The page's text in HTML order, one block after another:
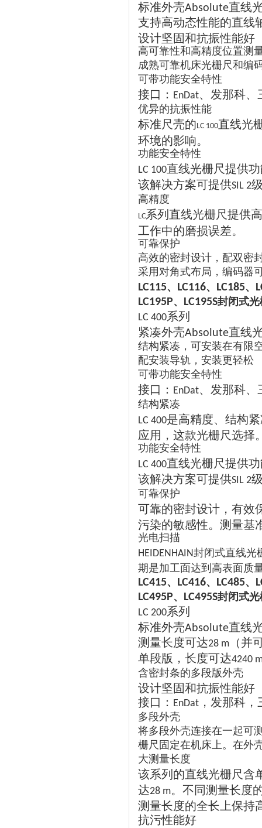
标准外壳Absolute直线
支持高动态性能的直线
设计坚固和抗振性能好
高可靠性和高精度位置测
成熟可靠机床光栅尺和编
可带功能安全特性
接口： EnDat、发那科、
优异的抗振性能
标准尺壳的LC 100直线光
环境的影响。
功能安全特性
LC 100直线光栅尺提供
该解决方案可提供SIL 2
高精度
LC系列直线光栅尺提供
工作中的磨损误差。
可靠保护
高效的密封设计，配双密
采用对角式布局，编码器
LC115、 LC116、 LC185、
LC195P、 LC195S封闭式
LC 400系列
紧凑外壳Absolute直线
结构紧凑，可安装在有限
配安装导轨，安装更轻松
可带功能安全特性
接口： EnDat、发那科、
结构紧凑
LC 400是高精度、结构
应用，这款光栅尺选择
功能安全特性
LC 400直线光栅尺提供
该解决方案可提供SIL 2
可靠保护
可靠的密封设计，有效
污染的敏感性。测量基
光电扫描
HEIDENHAIN封闭式直线光
期是加工面达到高表面质
LC415、 LC416、 LC485、
LC495P、 LC495S封闭式
LC 200系列
标准外壳Absolute直线
测量长度可达28 m （并
单段版，长度可达4240
含密封条的多段版外壳
设计坚固和抗振性能好
接口： EnDat ，发那科，
多段外壳
将多段外壳连接在一起可
栅尺固定在机床上。在外
大测量长度
该系列的直线光栅尺含
达28 m。不同测量长度
测量长度的全长上保持
抗污性能好